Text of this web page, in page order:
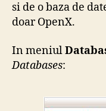
si de o baza de
doar OpenX.
In meniul
Databases: